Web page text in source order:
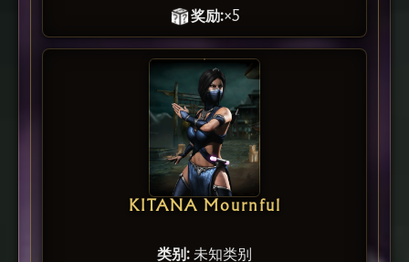
奖励:×5
KITANA Mournful
类别: 未知类别